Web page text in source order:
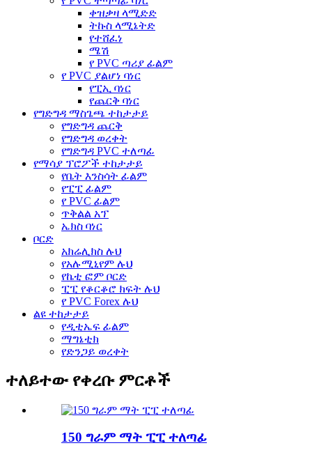
ቀዝቃዛ ላሚድድ
ትኩስ ላሚኔትድ
የተሸፈነ
ሜሽ
የ PVC ጣሪያ ፊልም
የ PVC ያልሆነ ባነር
የፒኢ ባነር
የጨርቅ ባነር
የግድግዳ ማስጌጫ ተከታታይ
የግድግዳ ጨርቅ
የግድግዳ ወረቀት
የግድግዳ PVC ተለጣፊ
የማሳያ ፕሮፖች ተከታታይ
የቤት እንስሳት ፊልም
የፒፒ ፊልም
የ PVC ፊልም
ጥቅልል አፕ
ኤክስ ባነር
ቦርድ
አክሬሊክስ ሉህ
የአሉሚኒየም ሉህ
የኬቲ ፎም ቦርድ
ፒፒ የቆርቆሮ ክፍት ሉህ
የ PVC Forex ሉህ
ልዩ ተከታታይ
የዲቲኤፍ ፊልም
ማግኔቲክ
የድንጋይ ወረቀት
ተለይተው የቀረቡ ምርቶች
150 ግራም ማት ፒፒ ተለጣፊ